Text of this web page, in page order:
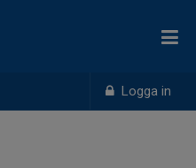
Logga in